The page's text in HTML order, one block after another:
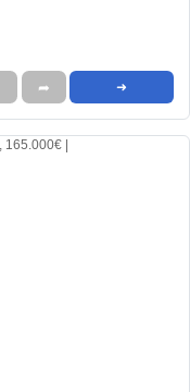
➦ ➜